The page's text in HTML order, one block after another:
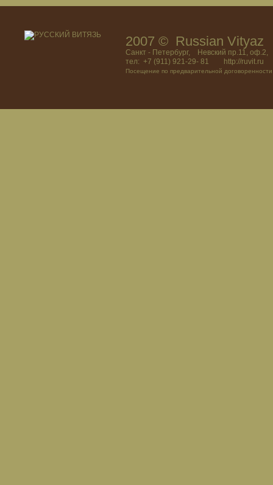
2007 © Russian
Санкт - Петербург, Невский пр.11, оф.2,
тел: +7 (911) 921-29- 81 http://ruvit.ru
Посещение по предварительной договоренности